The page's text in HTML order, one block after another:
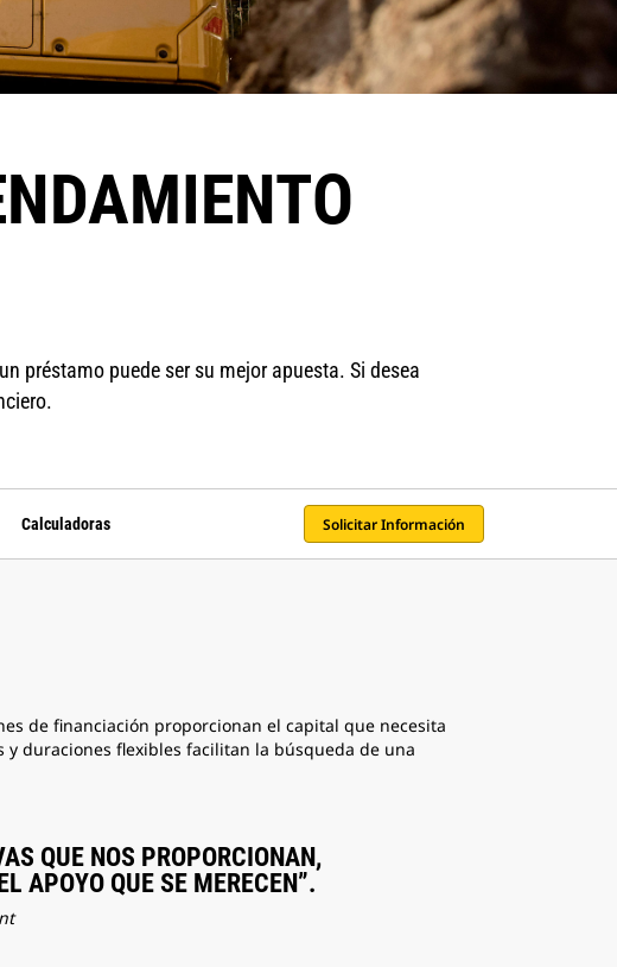
préstamo puede ser su mejor apuesta. Si desea
Calculadoras Solicitar Información
de financiación proporcionan el capital que necesita
duraciones flexibles facilitan la búsqueda de una
QUE NOS PROPORCIONAN,
APOYO QUE SE MERECEN”.